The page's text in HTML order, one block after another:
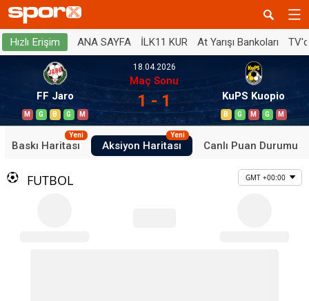
Hızlı Erişim ANA SAYFA İLK11 KUR At Yarışı Bankoları
FF Jaro
M G B G M
18.04.2026
Maç Sonu
1 - 1 KuPS Kuopio
B G M G M
Baskı Haritası
Yeni
Aksiyon Haritası
Yeni
Canlı Puan Durumu
FUTBOL GMT +00:00